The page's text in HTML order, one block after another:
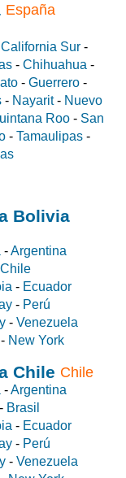
España
Sur -
- Chihuahua -
- Guerrero -
- Nayarit- Nuevo
Roo - San
- Tamaulipas -
-Argentina
Chile
- Ecuador
- Perú
- Venezuela
- New York
Chile
-Argentina
- Brasil
- Ecuador
- Perú
- Venezuela